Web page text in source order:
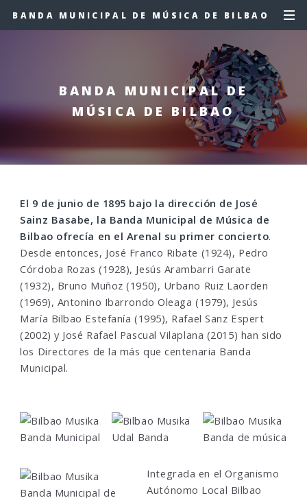
BANDA MUNICIPAL DE MÚSICA DE BILBAO
BANDA MUNICIPAL DE
MÚSICA DE BILBAO
El 9 de junio de 1895 bajo la dirección de José
Sainz Basabe, la Banda Municipal de Música de
Bilbao ofrecía en el Arenal su primer concierto.
Desde entonces, José Franco Ribate (1924), Pedro
Córdoba Rozas (1928), Jesús Arambarri Garate
(1932), Bruno Muñoz (1950), Urbano Ruiz Laorden
(1969), Antonino Ibarrondo Oleaga (1979), Jesús
María Bilbao Estefanía (1995), Rafael Sanz Espert
(2002) y José Rafael Pascual Vilaplana (2015) han sido
los Directores de la más que centenaria Banda
Municipal.
Integrada en el Organismo
Autónomo Local Bilbao